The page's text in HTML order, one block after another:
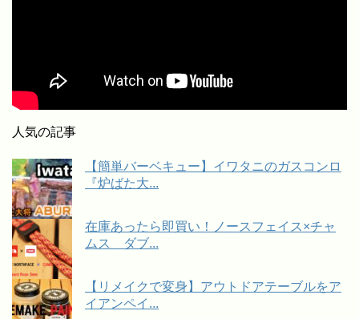
人気の記事
【簡単バーベキュー】イワタニのガスコンロ
『炉ばた大...
在庫あったら即買い！ノースフェイス×チャ
ムス ダブ...
【リメイクで変身】アウトドアテーブルをア
イアンペイ...